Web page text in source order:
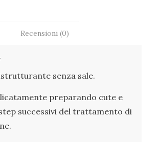
Recensioni (0)
senza sale.
preparando cute e
successivi del trattamento di